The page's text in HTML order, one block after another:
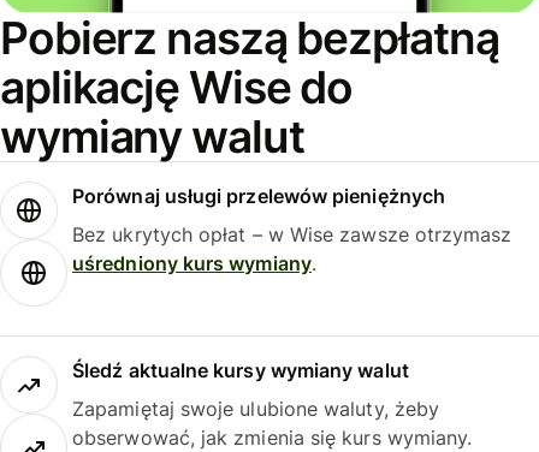
Pobierz naszą bezpłatną
aplikację Wise do
wymiany walut
Porównaj usługi przelewów pieniężnych
Bez ukrytych opłat – w Wise zawsze otrzymasz
uśredniony kurs wymiany.
Śledź aktualne kursy wymiany walut
Zapamiętaj swoje ulubione waluty, żeby
obserwować, jak zmienia się kurs wymiany.